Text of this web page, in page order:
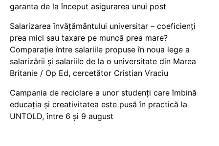
garanta de la început asigurarea unui post
Salarizarea învățământului universitar – coeficienți
prea mici sau taxare pe muncă prea mare?
Comparație între salariile propuse în noua lege a
salarizării și salariile de la o universitate din Marea
Britanie / Op Ed, cercetător Cristian Vraciu
Campania de reciclare a unor studenți care îmbină
educația și creativitatea este pusă în practică la
UNTOLD, între 6 și 9 august